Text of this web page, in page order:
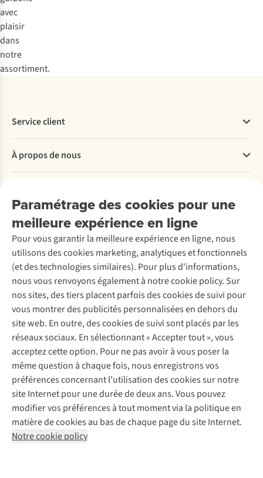
avec
plaisir
dans
notre
assortiment.
Paramétrage des cookies pour une
meilleure expérience en ligne
Pour vous garantir la meilleure expérience en ligne, nous
utilisons des cookies marketing, analytiques et fonctionnels
(et des technologies similaires). Pour plus d'informations,
nous vous renvoyons également à notre cookie policy. Sur
nos sites, des tiers placent parfois des cookies de suivi pour
vous montrer des publicités personnalisées en dehors du
site web. En outre, des cookies de suivi sont placés par les
réseaux sociaux. En sélectionnant « Accepter tout », vous
acceptez cette option. Pour ne pas avoir à vous poser la
même question à chaque fois, nous enregistrons vos
préférences concernant l’utilisation des cookies sur notre
site Internet pour une durée de deux ans. Vous pouvez
modifier vos préférences à tout moment via la politique en
matière de cookies au bas de chaque page du site Internet.
Notre cookie policy
Service client
Commander
Payer
Retourner
Rétractation d'une commande
Entretien & réparations
Garantie
Contactez-nous
À propos de nous
Entreprise responsable
À propos d’Ayacucho
Nos magasins
À propos d’A.S.Adventure
Déclaration d'accessibilité
Location / Location sports d’hiver
Seconde-main
Entretien de ski
Service de lavage
Entretien de chaussures
Réparation de chaussures
Réparation de vêtements
Retouches
Pour les entreprises
Découvrez
A.S.Magazine
Explore Camp
Gear Check
Expertise & conseils
Abonnez-vous à la newsletter
Suivez-nous
Mentions légales
Politique de confidentialité
Conditions générales
Cookie Policy